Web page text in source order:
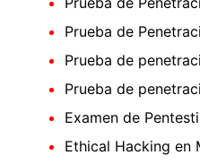
Prueba de
Prueba de
Prueba de
Examen de
Ethical Hacking en